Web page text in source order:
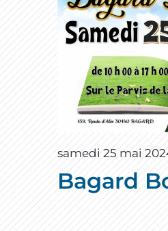
samedi 25 mai
Bagard